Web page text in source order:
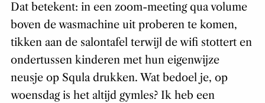
Dat betekent: in een zoom-meeting qua volume
boven de wasmachine uit proberen te komen,
tikken aan de salontafel terwijl de wifi stottert en
ondertussen kinderen met hun eigenwijze
neusje op Squla drukken. Wat bedoel je, op
woensdag is het altijd gymles? Ik heb een